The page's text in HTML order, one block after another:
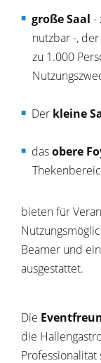
große Saal -
nutzbar -,
zu 1.000
Der kleine
dasobere
bieten für
Beamer und
ausgestattet.
Die
die